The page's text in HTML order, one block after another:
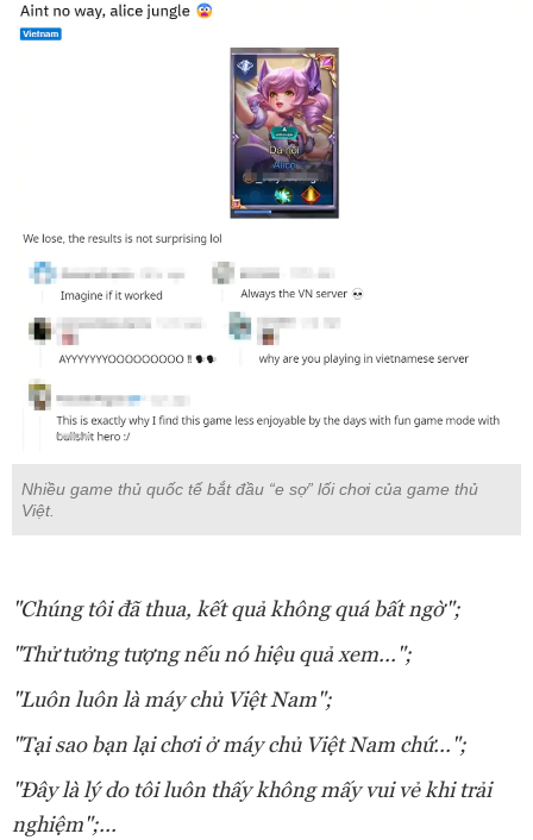
Nhiều game thủ quốc tế bắt đầu “e sợ” lối chơi của game thủ
Việt.
"Chúng tôi đã thua, kết quả không quá bất ngờ";
"Thử tưởng tượng nếu nó hiệu quả xem...";
"Luôn luôn là máy chủ Việt Nam";
"Tại sao bạn lại chơi ở máy chủ Việt Nam chứ...";
"Đây là lý do tôi luôn thấy không mấy vui vẻ khi trải
nghiệm";...